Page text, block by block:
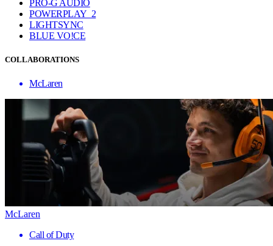
PRO-G AUDIO
POWERPLAY 2
LIGHTSYNC
BLUE VO!CE
COLLABORATIONS
McLaren
McLaren
Call of Duty